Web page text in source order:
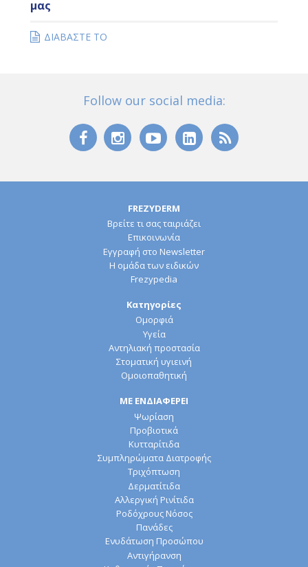
μας
ΔΙΑΒΑΣΤΕ ΤΟ
Follow our social media:
FREZYDERM
Βρείτε τι σας ταιριάζει
Επικοινωνία
Εγγραφή στο Newsletter
Η ομάδα των ειδικών
Frezypedia
Κατηγορίες
Ομορφιά
Υγεία
Αντηλιακή προστασία
Στοματική υγιεινή
Ομοιοπαθητική
ΜΕ ΕΝΔΙΑΦΕΡΕΙ
Ψωρίαση
Προβιοτικά
Κυτταρίτιδα
Συμπληρώματα Διατροφής
Τριχόπτωση
Δερματίτιδα
Αλλεργική Ρινίτιδα
Ροδόχρους Νόσος
Πανάδες
Ενυδάτωση Προσώπου
Αντιγήρανση